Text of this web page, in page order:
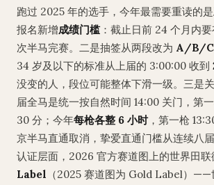
跑过 2025 年的选手，今年最需要重读的是
报名新增成绩门槛：截止日前 24 个月内要
次半马完赛。二是抽签从两段改为 A/B/C
34 岁及以下的标准从上届的 3:00:00 收到
没变的人，段位可能整体下滑一级。三是
届全马是统一按自然时间 14:00 关门，第
30 分；今年每枪各整 6 小时，第一枪
京半马直通取消，挚爱直通门槛从连续八
认证层面，2026 官方赛道图上的世界田联
Label （2025 赛道图为 Gold Label）——